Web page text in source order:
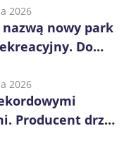
2026
nowy park
Do
2026
Producent drzwi